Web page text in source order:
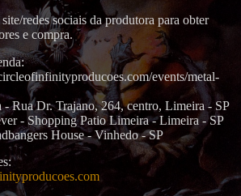
redes sociais da produtora para obter
e compra.
events/metal-
Rua Dr. Trajano, 264, centro, Limeira - SP
- Shopping Patio Limeira - Limeira - SP
House - Vinhedo - SP